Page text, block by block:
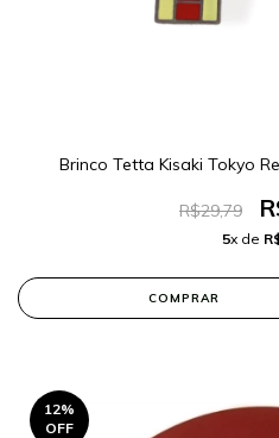
Brinco Tetta Kisaki Tokyo
R$29,79
5x de
COMPRAR
12%
OFF